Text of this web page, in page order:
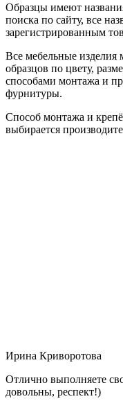
Образцы имеют
поиска по сайту, все
зарегистрированным
Все мебельные изделия
образцов по цвету,
способами монтажа и
фурнитуры.
Способ монтажа и
выбирается
Ирина Криворотова
Отлично выполняете
довольны, респект!)